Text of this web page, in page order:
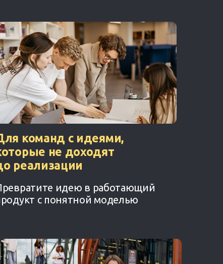
идею в работающий
с понятной моделью
команд с идеями,
не доходят
реализации